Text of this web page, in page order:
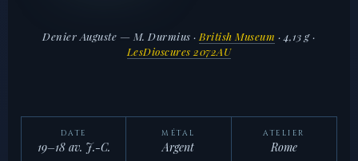
Denier Auguste — M. Durmius · British Museum · 4,13 g ·
LesDioscures 2072AU
DATE
19–18 av. J.-C.
MÉTAL
Argent
ATELIER
Rome